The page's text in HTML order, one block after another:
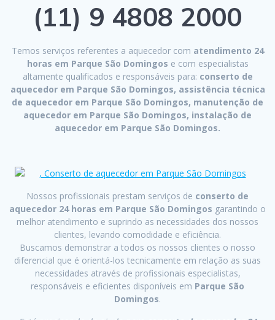
(11) 9 4808 2000
Temos serviços referentes a aquecedor com atendimento 24
horas em Parque São Domingos e com especialistas
altamente qualificados e responsáveis para: conserto de
aquecedor em Parque São Domingos, assistência técnica
de aquecedor em Parque São Domingos, manutenção de
aquecedor em Parque São Domingos, instalação de
aquecedor em Parque São Domingos.
Nossos profissionais prestam serviços de conserto de
aquecedor 24 horas em Parque São Domingos garantindo o
melhor atendimento e suprindo as necessidades dos nossos
clientes, levando comodidade e eficiência.
Buscamos demonstrar a todos os nossos clientes o nosso
diferencial que é orientá-los tecnicamente em relação as suas
necessidades através de profissionais especialistas,
responsáveis e eficientes disponíveis em Parque São
Domingos.